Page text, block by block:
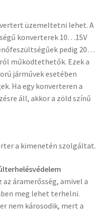
üzemeltetni lehet. A
konverterek 10…15V
pedig 20…
működtethetők. Ezek a
járművek esetében
Ha egy konverteren a
áll, akkor a zöld színű
a kimenetén szolgáltat.
áramerősség, amivel a
meg lehet terhelni.
nem károsodik, mert a